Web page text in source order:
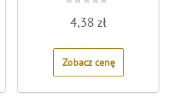
out
5
4,38zł
Zobacz cenę